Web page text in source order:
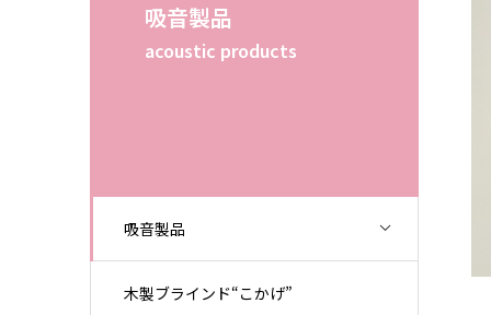
吸音製品
acoustic products
吸音製品
木製ブラインド“こかげ”